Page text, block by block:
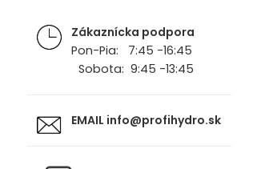
Zákaznícka podpora
Pon-Pia: 7:45 -16:45
Sobota: 9:45 -13:45
EMAIL info@profihydro.sk